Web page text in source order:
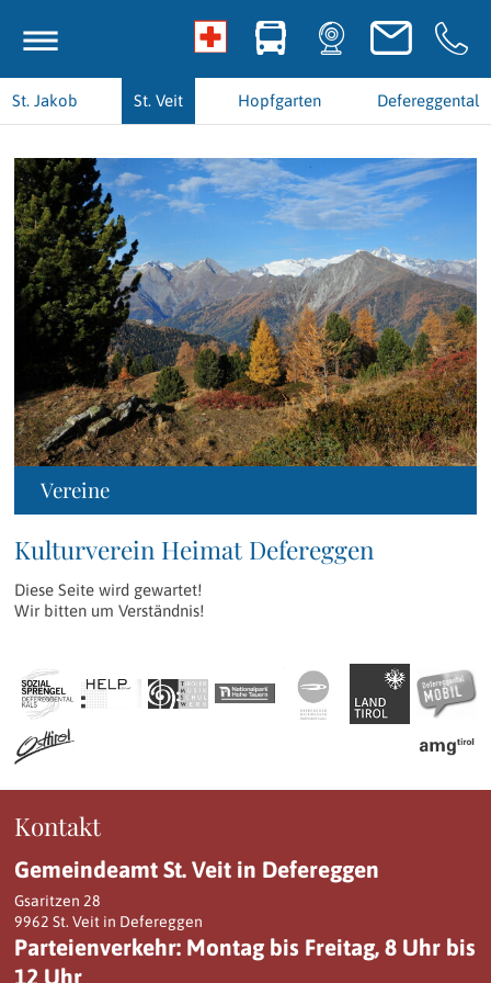
St. Jakob St. Veit Hopfgarten Defereggental
Vereine
Kulturverein Heimat Defereggen
Diese Seite wird gewartet!
​Wir bitten um Verständnis!
Kontakt
Gemeindeamt St. Veit in Defereggen
Gsaritzen 28
9962 St. Veit in Defereggen
Parteienverkehr: Montag bis Freitag, 8 Uhr bis
12 Uhr